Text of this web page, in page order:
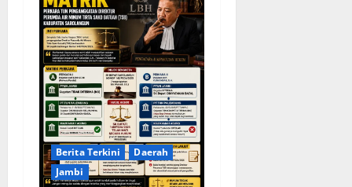
Berita Terkini
Daerah
Jambi